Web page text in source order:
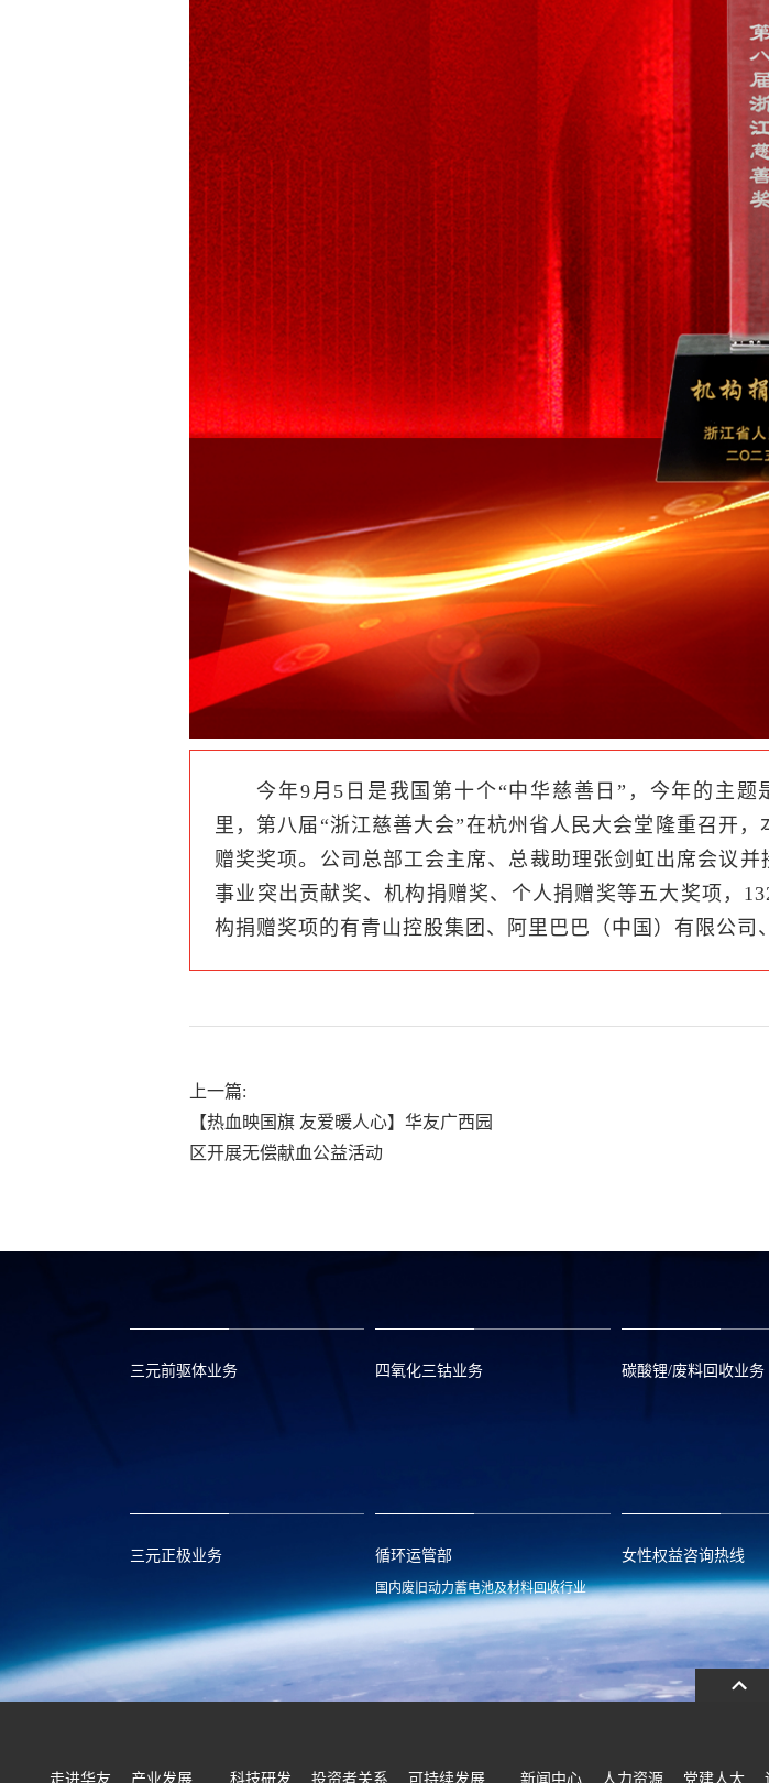
今年9月5日是我国第十个“中华慈善日”，今年的主题
里，第八届“浙江慈善大会”在杭州省人民大会堂隆重召开
赠奖奖项。公司总部工会主席、总裁助理张剑虹出席会议
事业突出贡献奖、机构捐赠奖、个人捐赠奖等五大奖项，
构捐赠奖项的有青山控股集团、阿里巴巴（中国）有限公司
上一篇:
【热血映国旗 友爱暖人心】华友广西园
区开展无偿献血公益活动
三元前驱体业务 四氧化三钴业务 碳酸锂/废料回收业务
三元正极业务 循环运管部
国内废旧动力蓄电池及材料回收行业
hyxh@huayou.com
女性权益咨询热线
13486326037
走进华友 产业发展 科技研发 投资者关系 可持续发展 新闻中心 人力资源 党建人大